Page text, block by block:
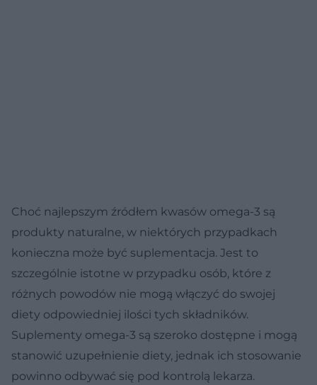
Choć najlepszym źródłem kwasów omega-3 są
produkty naturalne, w niektórych przypadkach
konieczna może być suplementacja. Jest to
szczególnie istotne w przypadku osób, które z
różnych powodów nie mogą włączyć do swojej
diety odpowiedniej ilości tych składników.
Suplementy omega-3 są szeroko dostępne i mogą
stanowić uzupełnienie diety, jednak ich stosowanie
powinno odbywać się pod kontrolą lekarza.